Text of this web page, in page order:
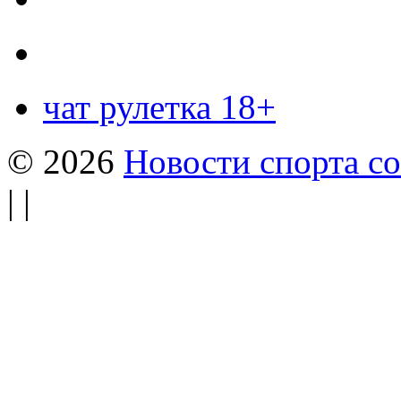
чат рулетка 18+
© 2026 Новости спорта
| |